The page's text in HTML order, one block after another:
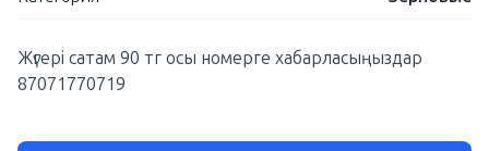
Жүгері сатам 90 тг осы номерге хабарласыңыздар
87071770719